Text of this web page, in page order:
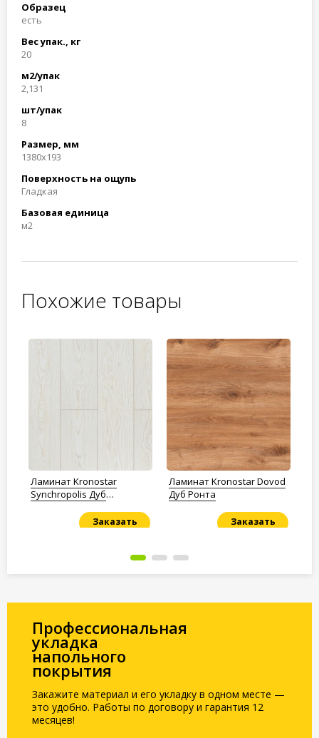
Образец
есть
Вес упак., кг
20
м2/упак
2,131
шт/упак
8
Размер, мм
1380x193
Поверхность на ощупь
Гладкая
Базовая единица
м2
Похожие товары
Ламинат Kronostar
Synchropolis Дуб
Заказать
Ламинат Kronostar Dovod
Дуб Ронта
Заказать
Профессиональная
укладка
напольного
покрытия
Закажите материал и его укладку в одном месте —
это удобно. Работы по договору и гарантия 12
месяцев!